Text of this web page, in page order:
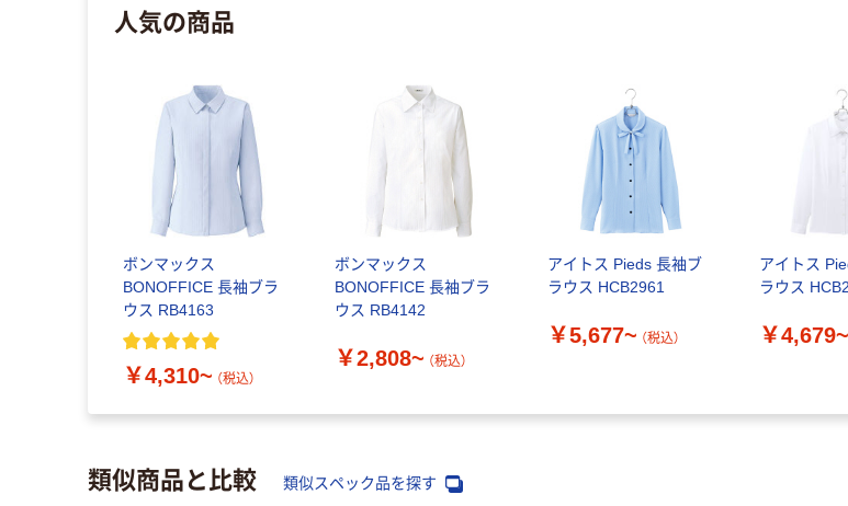
人気の商品
ボンマックス
BONOFFICE 長袖ブラ
ウス RB4163
￥4,310~ （税込）
ボンマックス
BONOFFICE 長袖ブラ
ウス RB4142
￥2,808~ （税込）
アイトス Pieds 長袖ブ
ラウス HCB2961
￥5,677~ （税込）
アイトス
ラウス
￥4,679~
類似商品と比較 類似スペック品を探す